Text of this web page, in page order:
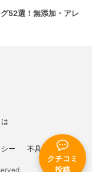
クチコミ
投稿
52選！無添加・アレ
ー 不具合報告